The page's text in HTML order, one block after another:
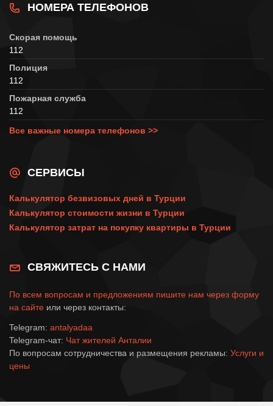
НОМЕРА ТЕЛЕФОНОВ
Скорая помощь
112
Полиция
112
Пожарная служба
112
Все важные номера телефонов >>
СЕРВИСЫ
Калькулятор безвизовых дней в Турции
Калькулятор стоимости жизни в Турции
Калькулятор затрат на покупку квартиры в Турции
СВЯЖИТЕСЬ С НАМИ
По всем вопросам и предложениям пишите нам через форму
на сайте или через контакты:
Telegram: antalyadaa
Telegram-чат: Чат жителей Анталии
По вопросам сотрудничества и размещения рекламы: Услуги и
цены